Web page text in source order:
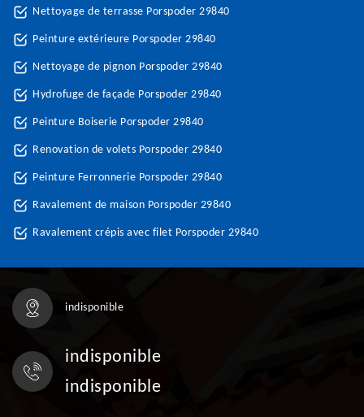
Nettoyage de terrasse Porspoder 29840
Peinture extérieure Porspoder 29840
Nettoyage de pignon Porspoder 29840
Hydrofuge de façade Porspoder 29840
Peinture Boiserie Porspoder 29840
Renovation de volets Porspoder 29840
Peinture Ferronnerie Porspoder 29840
Ravalement de maison Porspoder 29840
Ravalement crépis avec filet Porspoder 29840
indisponible
indisponible
indisponible